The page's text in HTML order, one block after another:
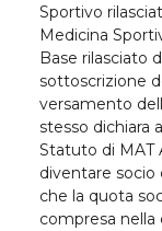
Sportivo
Medicina
Base rilasciato
sottoscrizione
versamento
stesso dichiara
Statuto di MAT
diventare socio
che la quota
compresa nella